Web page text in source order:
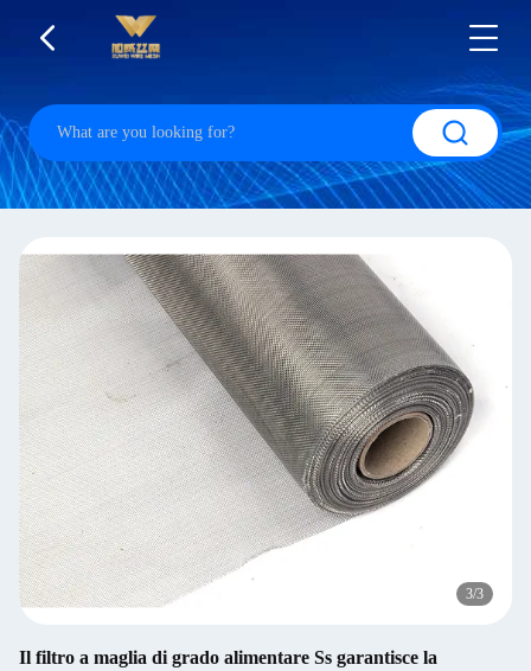
1/3
Il filtro a maglia di grado alimentare Ss garantisce la